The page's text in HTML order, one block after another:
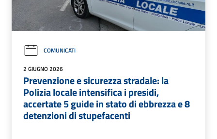
COMUNICATI
2 GIUGNO 2026
Prevenzione e sicurezza stradale: la
Polizia locale intensifica i presidi,
accertate 5 guide in stato di ebbrezza e 8
detenzioni di stupefacenti